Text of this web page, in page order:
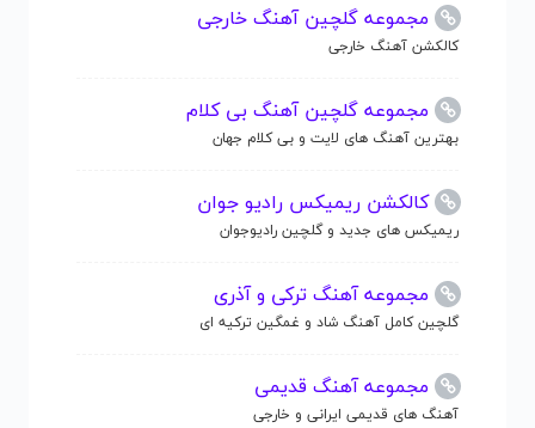
مجموعه گلچین آهنگ خارجی
کالکشن آهنگ خارجی
مجموعه گلچین آهنگ بی کلام
بهترین آهنگ های لایت و بی کلام جهان
کالکشن ریمیکس رادیو جوان
ریمیکس های جدید و گلچین رادیوجوان
مجموعه آهنگ ترکی و آذری
گلچین کامل آهنگ شاد و غمگین ترکیه ای
مجموعه آهنگ قدیمی
آهنگ های قدیمی ایرانی و خارجی